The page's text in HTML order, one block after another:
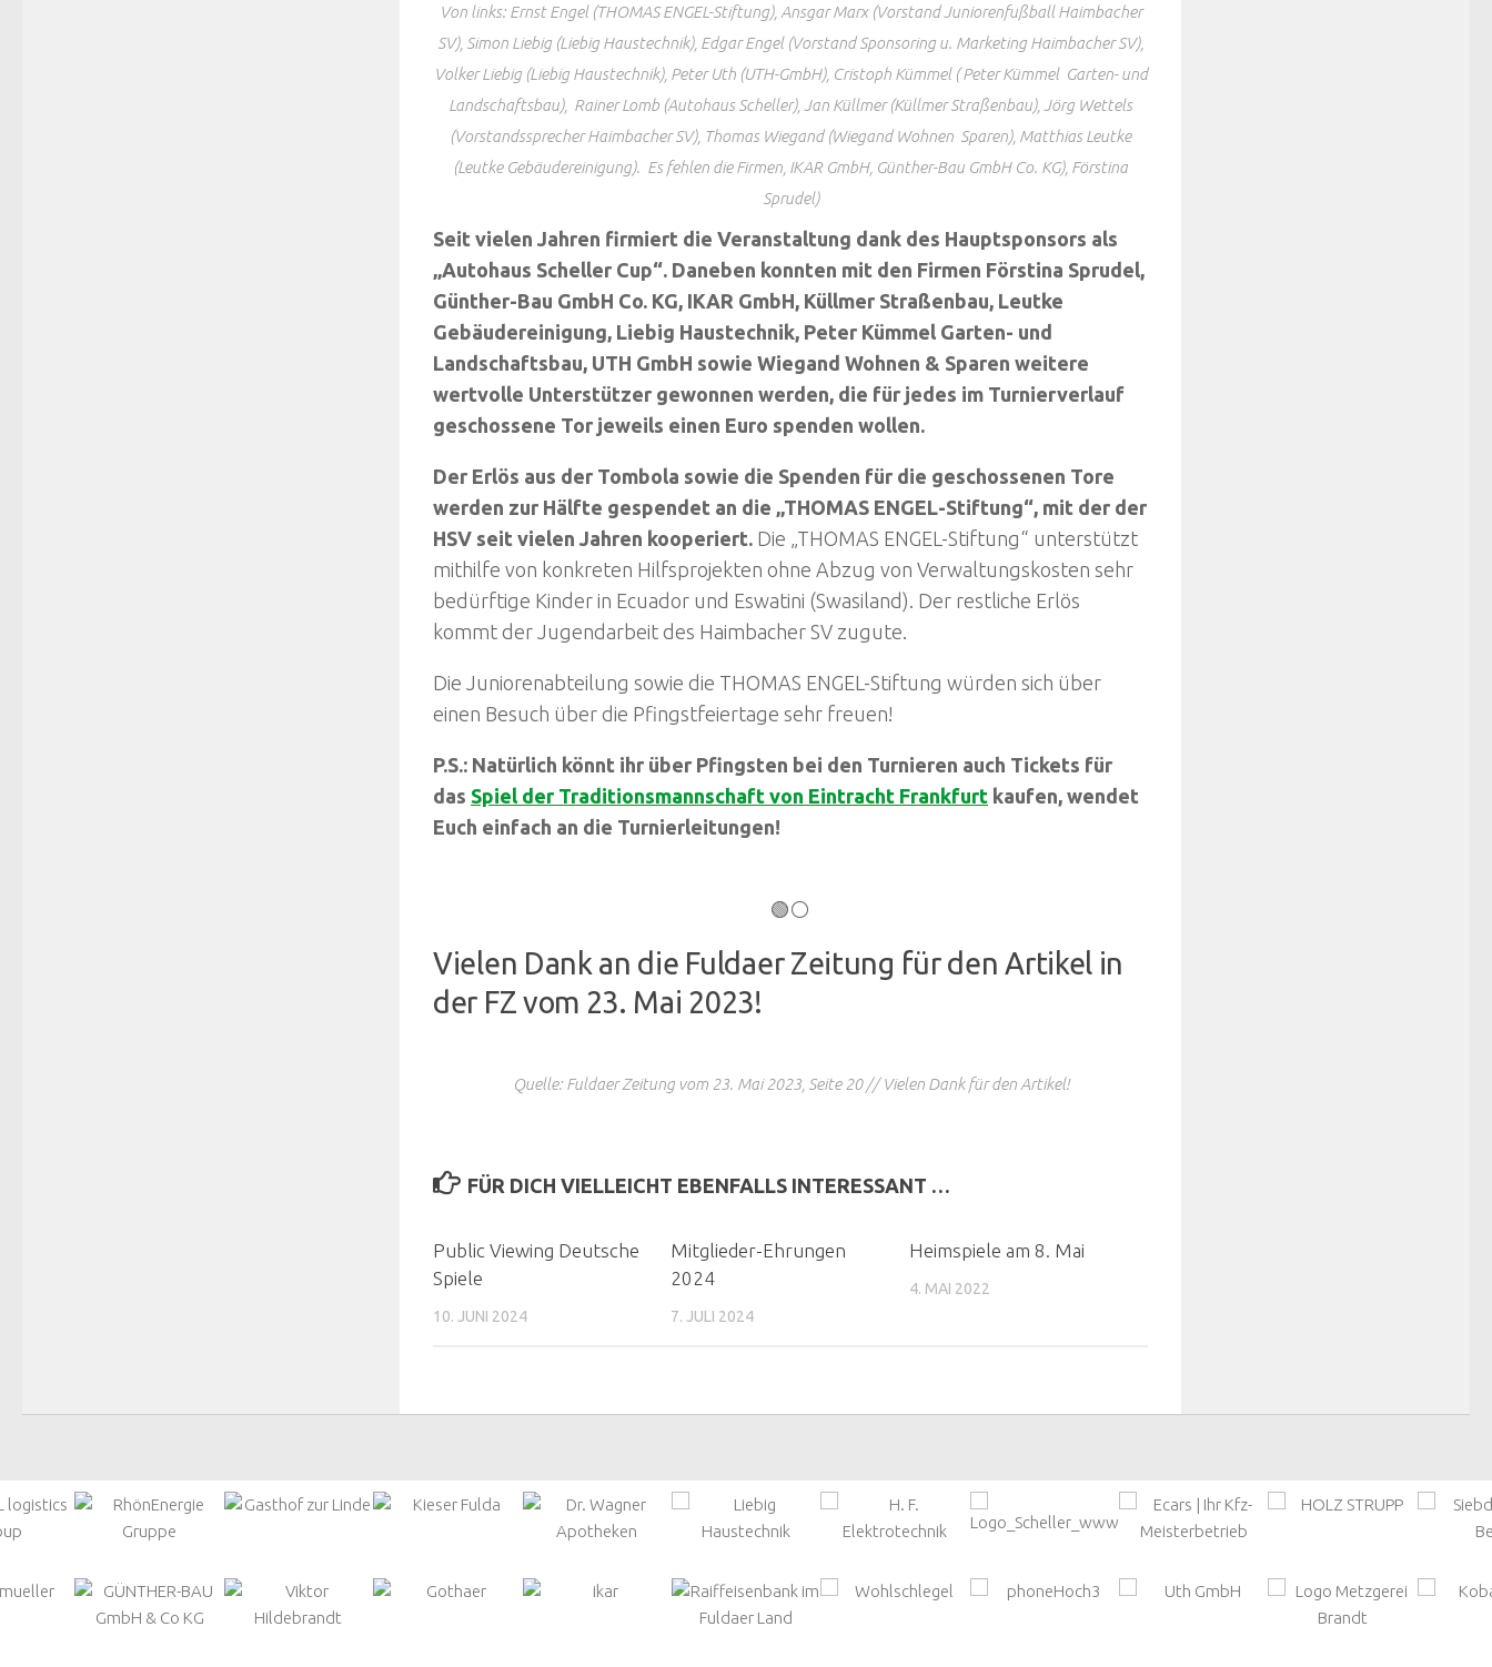
Von links: Ernst Engel (THOMAS ENGEL-Stiftung), Ansgar Marx (Vorstand Juniorenfußball Haimbacher
SV), Simon Liebig (Liebig Haustechnik), Edgar Engel (Vorstand Sponsoring u. Marketing Haimbacher SV),
Volker Liebig (Liebig Haustechnik), Peter Uth (UTH-GmbH), Cristoph Kümmel ( Peter Kümmel Garten- und
Landschaftsbau), Rainer Lomb (Autohaus Scheller), Jan Küllmer (Küllmer Straßenbau), Jörg Wettels
(Vorstandssprecher Haimbacher SV), Thomas Wiegand (Wiegand Wohnen Sparen), Matthias Leutke
(Leutke Gebäudereinigung). Es fehlen die Firmen, IKAR GmbH, Günther-Bau GmbH Co. KG), Förstina
Sprudel)
Seit vielen Jahren firmiert die Veranstaltung dank des Hauptsponsors als
„Autohaus Scheller Cup“. Daneben konnten mit den Firmen Förstina Sprudel,
Günther-Bau GmbH Co. KG, IKAR GmbH, Küllmer Straßenbau, Leutke
Gebäudereinigung, Liebig Haustechnik, Peter Kümmel Garten- und
Landschaftsbau, UTH GmbH sowie Wiegand Wohnen & Sparen weitere
wertvolle Unterstützer gewonnen werden, die für jedes im Turnierverlauf
geschossene Tor jeweils einen Euro spenden wollen.
Der Erlös aus der Tombola sowie die Spenden für die geschossenen Tore
werden zur Hälfte gespendet an die „THOMAS ENGEL-Stiftung“, mit der der
HSV seit vielen Jahren kooperiert. Die „THOMAS ENGEL-Stiftung“ unterstützt
mithilfe von konkreten Hilfsprojekten ohne Abzug von Verwaltungskosten sehr
bedürftige Kinder in Ecuador und Eswatini (Swasiland). Der restliche Erlös
kommt der Jugendarbeit des Haimbacher SV zugute.
Die Juniorenabteilung sowie die THOMAS ENGEL-Stiftung würden sich über
einen Besuch über die Pfingstfeiertage sehr freuen!
P.S.: Natürlich könnt ihr über Pfingsten bei den Turnieren auch Tickets für
das Spiel der Traditionsmannschaft von Eintracht Frankfurt kaufen, wendet
Euch einfach an die Turnierleitungen!
🟢⚪
Vielen Dank an die Fuldaer Zeitung für den Artikel in
der FZ vom 23. Mai 2023!
Quelle: Fuldaer Zeitung vom 23. Mai 2023, Seite 20 // Vielen Dank für den Artikel!
FÜR DICH VIELLEICHT EBENFALLS INTERESSANT …
Public Viewing Deutsche
Spiele
10. JUNI 2024
Mitglieder-Ehrungen
2024
7. JULI 2024
Heimspiele am 8. Mai
4. MAI 2022